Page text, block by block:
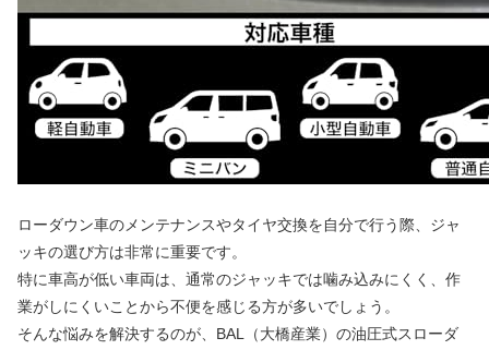
ローダウン車のメンテナンスやタイヤ交換を自分で行う際、ジャ
ッキの選び方は非常に重要です。
特に車高が低い車両は、通常のジャッキでは噛み込みにくく、作
業がしにくいことから不便を感じる方が多いでしょう。
そんな悩みを解決するのが、BAL（大橋産業）の油圧式スローダ